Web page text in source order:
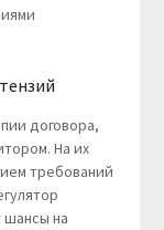
договора,
На их
требований
шансы на